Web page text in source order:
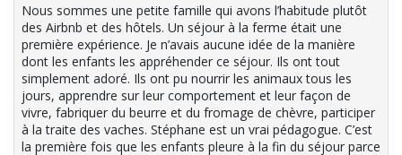
Nous sommes une petite famille qui avons l’habitude plutôt
des Airbnb et des hôtels. Un séjour à la ferme était une
première expérience. Je n’avais aucune idée de la manière
dont les enfants les appréhender ce séjour. Ils ont tout
simplement adoré. Ils ont pu nourrir les animaux tous les
jours, apprendre sur leur comportement et leur façon de
vivre, fabriquer du beurre et du fromage de chèvre, participer
à la traite des vaches. Stéphane est un vrai pédagogue. C’est
la première fois que les enfants pleure à la fin du séjour parce